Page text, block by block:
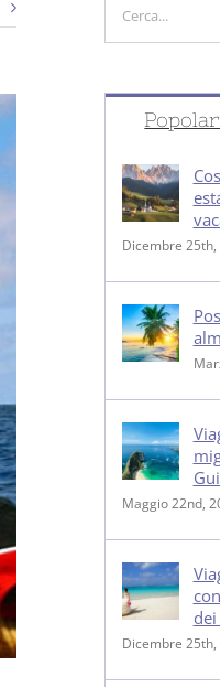
per:
Dicembre 25th,
Maggio 22nd,
Dicembre 25th,